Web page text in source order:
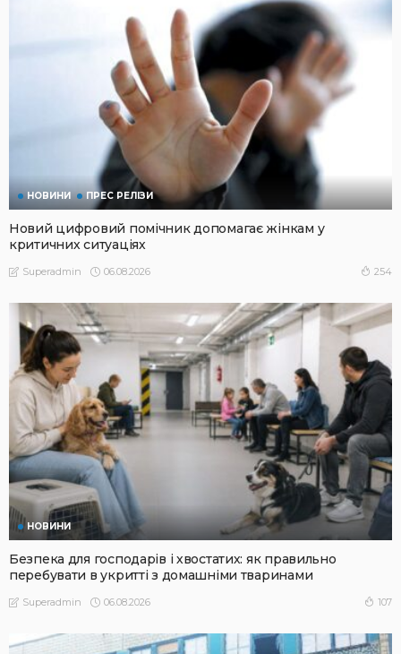
НОВИНИ ПРЕС РЕЛІЗИ
Новий цифровий помічник допомагає жінкам у
критичних ситуаціях
Superadmin 06.08.2026 254
НОВИНИ
Безпека для господарів і хвостатих: як правильно
перебувати в укритті з домашніми тваринами
Superadmin 06.08.2026 107